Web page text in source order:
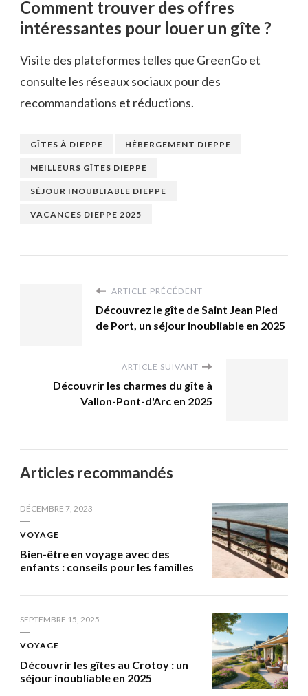
Comment trouver des offres
intéressantes pour louer un gîte ?
Visite des plateformes telles que GreenGo et
consulte les réseaux sociaux pour des
recommandations et réductions.
GÎTES À DIEPPE HÉBERGEMENT DIEPPE
MEILLEURS GÎTES DIEPPE
SÉJOUR INOUBLIABLE DIEPPE
VACANCES DIEPPE 2025
ARTICLE PRÉCÉDENT
Découvrez le gîte de Saint Jean Pied
de Port, un séjour inoubliable en 2025
ARTICLE SUIVANT
Découvrir les charmes du gîte à
Vallon-Pont-d'Arc en 2025
Articles recommandés
DÉCEMBRE 7, 2023
VOYAGE
Bien-être en voyage avec des
enfants : conseils pour les familles
SEPTEMBRE 15, 2025
VOYAGE
Découvrir les gîtes au Crotoy : un
séjour inoubliable en 2025